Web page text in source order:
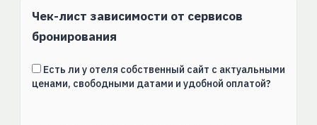
Чек-лист зависимости от сервисов
бронирования
Есть ли у отеля собственный сайт с актуальными
ценами, свободными датами и удобной оплатой?